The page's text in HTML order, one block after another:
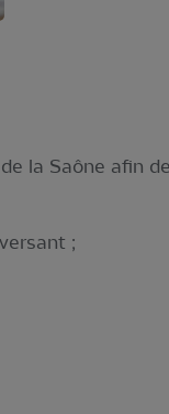
la Saône afin de
;